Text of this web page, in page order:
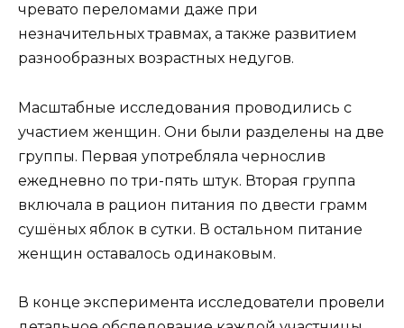
чревато переломами даже при
незначительных травмах, а также развитием
разнообразных возрастных недугов.
Масштабные исследования проводились с
участием женщин. Они были разделены на две
группы. Первая употребляла чернослив
ежедневно по три-пять штук. Вторая группа
включала в рацион питания по двести грамм
сушёных яблок в сутки. В остальном питание
женщин оставалось одинаковым.
В конце эксперимента исследователи провели